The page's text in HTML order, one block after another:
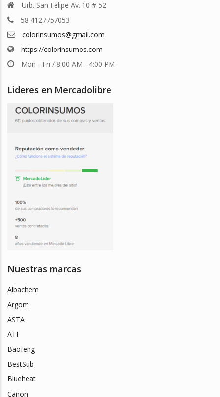
Urb. San Felipe Av. 10 # 52
58 4127757053
colorinsumos@gmail.com
https://colorinsumos.com
Mon - Fri / 8:00 AM - 4:00 PM
Lideres en Mercadolibre
Nuestras marcas
Albachem
Argom
ASTA
ATI
Baofeng
BestSub
Blueheat
Canon